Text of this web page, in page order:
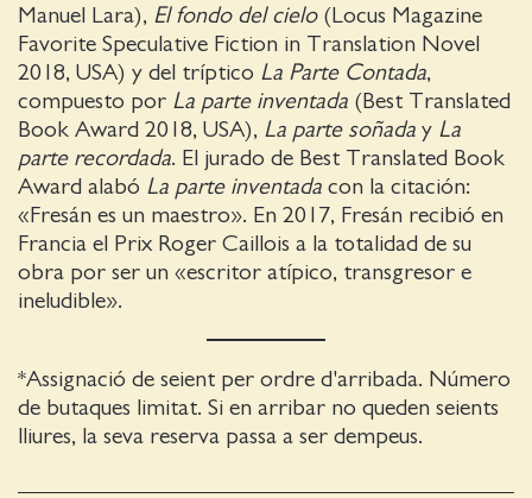
Manuel Lara), El fondo del cielo(Locus Magazine
Favorite Speculative Fiction in Translation Novel
2018, USA) y del tríptico La Parte Contada,
compuesto por La parte inventada (Best Translated
Book Award 2018, USA), La parte soñada y La
parte recordada. El jurado de Best Translated Book
Award alabó La parte inventada con la citación:
«Fresán es un maestro». En 2017, Fresán recibió en
Francia el Prix Roger Caillois a la totalidad de su
obra por ser un «escritor atípico, transgresor e
ineludible».
*Assignació de seient per ordre d'arribada. Número
de butaques limitat. Si en arribar no queden seients
lliures, la seva reserva passa a ser dempeus.